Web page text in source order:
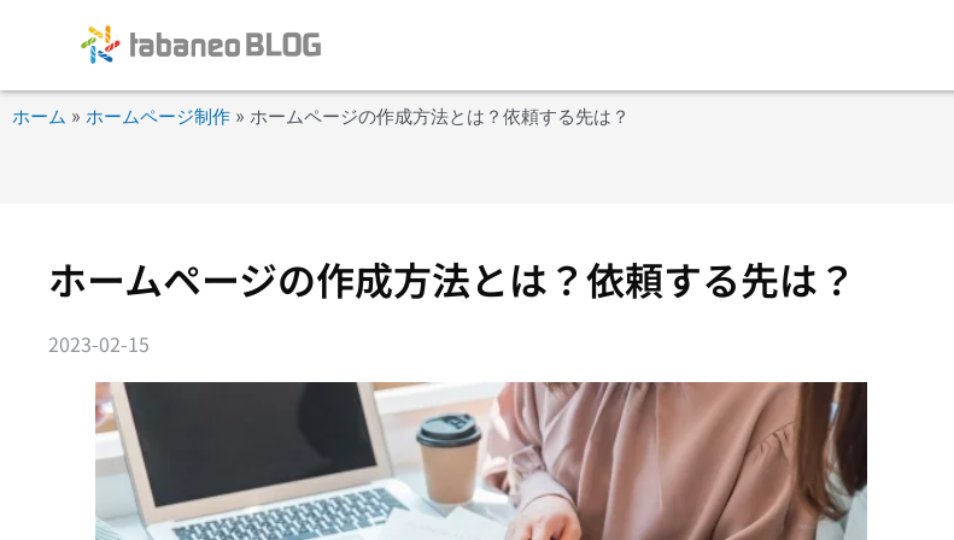
ス
キ
ホーム » ホームページ制作 » ホームページの作成方法とは？依頼する先は？
ホームページの作成方法とは？依頼する先は？
2023-02-15